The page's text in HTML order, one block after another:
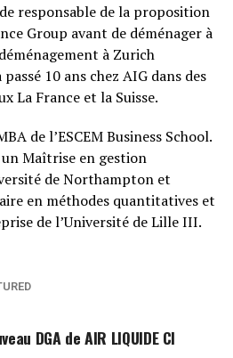
responsable de la proposition
Group avant de déménager à
à Zurich
10 ans chez AIG dans des
La France et la Suisse.
de l’ESCEM Business School.
Maîtrise en gestion
de Northampton et
en méthodes quantitatives et
de l’Université de Lille III.
DGA de AIR LIQUIDE CI